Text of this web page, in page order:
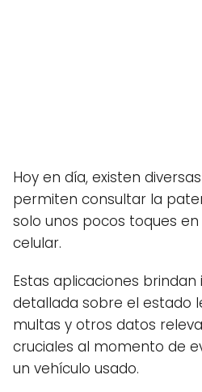
Hoy en día, existen
permiten consultar la
solo unos pocos toques
celular.
Estas aplicaciones
detallada sobre el estado
multas y otros datos
cruciales al momento de
un vehículo usado.